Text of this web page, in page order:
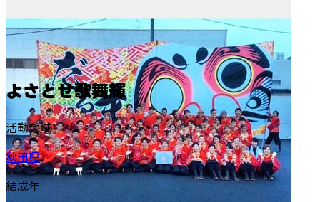
よさとせ歌舞輝
活動地域
秋田県
結成年